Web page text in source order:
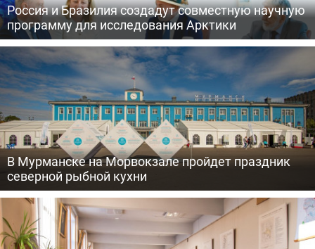
Россия и Бразилия создадут совместную научную
программу для исследования Арктики
В Мурманске на Морвокзале пройдет праздник
северной рыбной кухни